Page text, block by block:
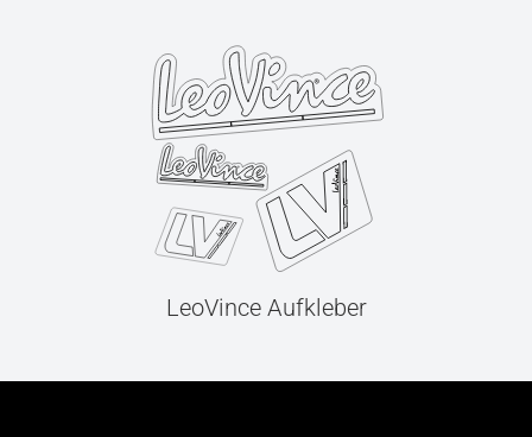
LeoVince Aufkleber